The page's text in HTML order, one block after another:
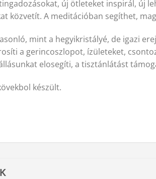
új ötleteket inspirál, új
közvetít. A meditációban segíthet,
mint a hegyikristályé, de igazi
a gerincoszlopot, ízületeket,
elosegíti, a tisztánlátást
készült.